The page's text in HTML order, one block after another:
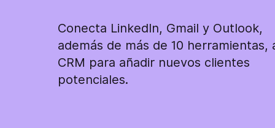
Conecta LinkedIn, Gmail y Outlook,
además de más de 10 herramientas,
CRM para añadir nuevos clientes
potenciales.